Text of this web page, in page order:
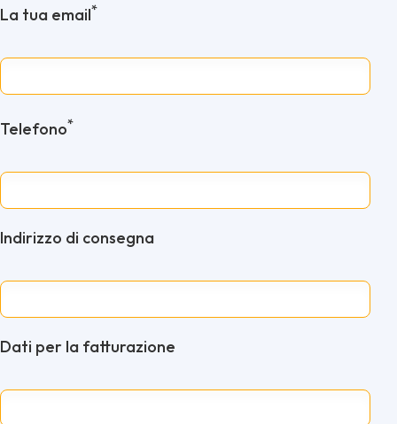
La tua email*
Telefono*
Indirizzo di consegna
Dati per la fatturazione